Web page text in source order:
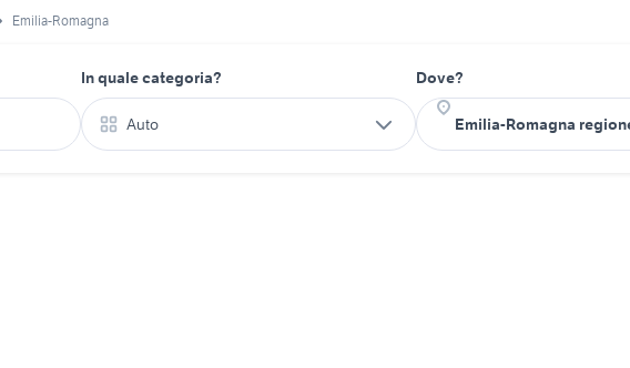
Emilia-Romagna
In quale categoria?
Auto
Dove?